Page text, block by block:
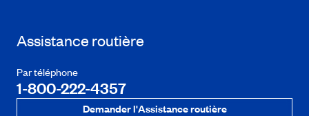
Assistance routière
Par téléphone
1-800-222-4357
Demander l'Assistance routière